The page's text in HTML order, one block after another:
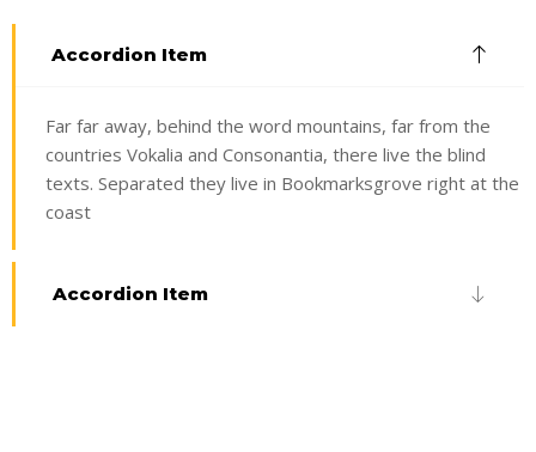
Accordion Item
Far far away, behind the word mountains, far from the
countries Vokalia and Consonantia, there live the blind
texts. Separated they live in Bookmarksgrove right at the
coast
Accordion Item